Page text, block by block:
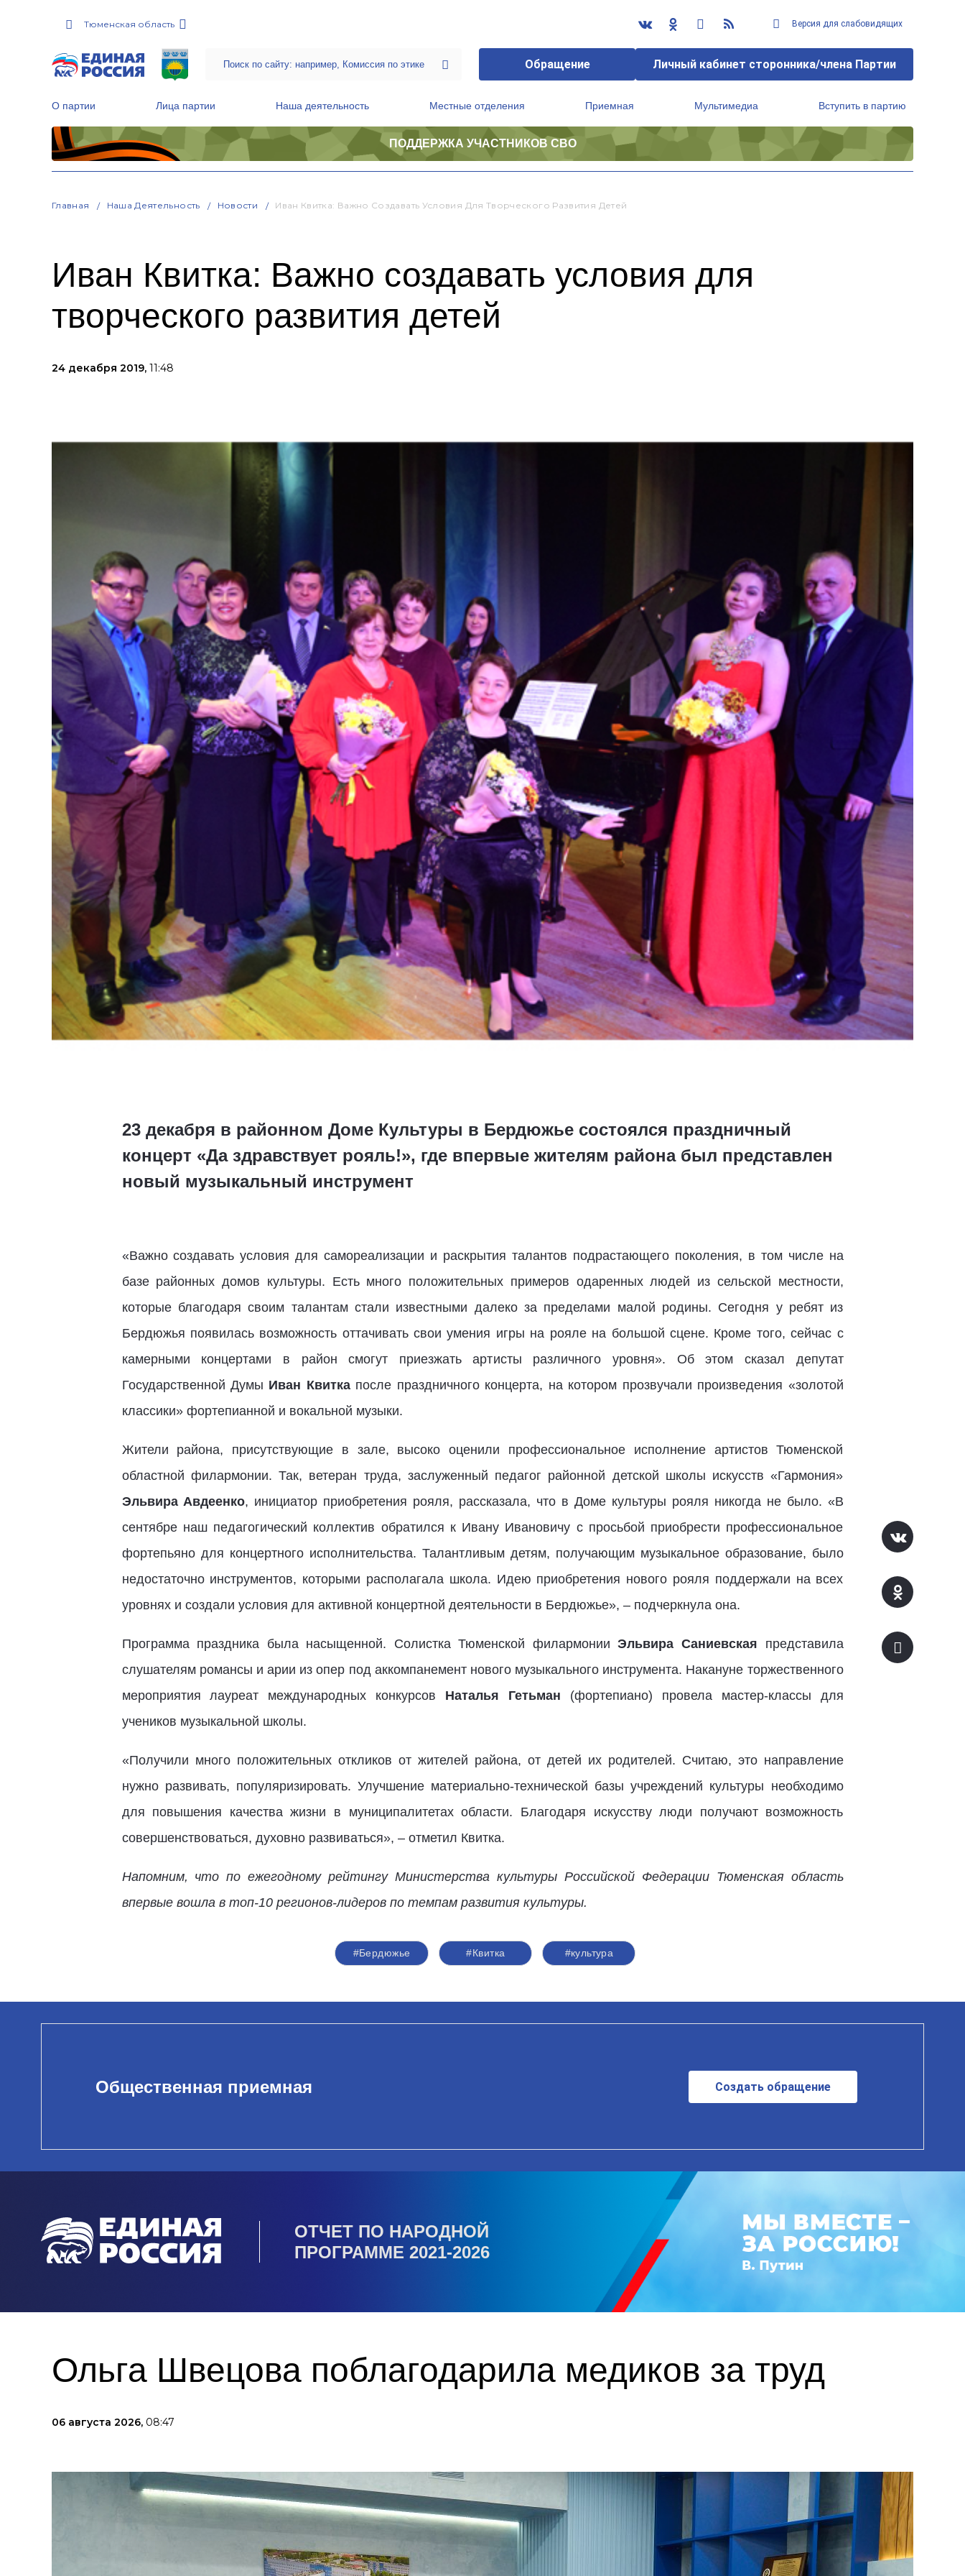
Тюменская область Версия для слабовидящих
Обращение Личный кабинет сторонника/члена Партии
О партии Лица партии Наша деятельность Местные отделения Приемная Мультимедиа Вступить в партию
ПОДДЕРЖКА УЧАСТНИКОВ СВО
Главная Наша Деятельность Новости Иван Квитка: Важно Создавать Условия Для Творческого Развития Детей
Иван Квитка: Важно создавать условия для
творческого развития детей
24 декабря 2019, 11:48
23 декабря в районном Доме Культуры в Бердюжье состоялся праздничный
концерт «Да здравствует рояль!», где впервые жителям района был представлен
новый музыкальный инструмент
«Важно создавать условия для самореализации и раскрытия талантов подрастающего поколения, в том числе на
базе районных домов культуры. Есть много положительных примеров одаренных людей из сельской местности,
которые благодаря своим талантам стали известными далеко за пределами малой родины. Сегодня у ребят из
Бердюжья появилась возможность оттачивать свои умения игры на рояле на большой сцене. Кроме того, сейчас с
камерными концертами в район смогут приезжать артисты различного уровня». Об этом сказал депутат
Государственной Думы Иван Квиткапосле праздничного концерта, на котором прозвучали произведения «золотой
классики» фортепианной и вокальной музыки.
Жители района, присутствующие в зале, высоко оценили профессиональное исполнение артистов Тюменской
областной филармонии. Так, ветеран труда, заслуженный педагог районной детской школы искусств «Гармония»
Эльвира Авдеенко, инициатор приобретения рояля, рассказала, что в Доме культуры рояля никогда не было. «В
сентябре наш педагогический коллектив обратился к Ивану Ивановичу с просьбой приобрести профессиональное
фортепьяно для концертного исполнительства. Талантливым детям, получающим музыкальное образование, было
недостаточно инструментов, которыми располагала школа. Идею приобретения нового рояля поддержали на всех
уровнях и создали условия для активной концертной деятельности в Бердюжье», – подчеркнула она.
Программа праздника была насыщенной. Солистка Тюменской филармонииЭльвира Саниевская представила
слушателям романсы и арии из опер под аккомпанемент нового музыкального инструмента. Накануне торжественного
мероприятия лауреат международных конкурсов Наталья Гетьман (фортепиано) провела мастер-классы для
учеников музыкальной школы.
«Получили много положительных откликов от жителей района, от детей их родителей. Считаю, это направление
нужно развивать, популяризировать. Улучшение материально-технической базы учреждений культуры необходимо
для повышения качества жизни в муниципалитетах области. Благодаря искусству люди получают возможность
совершенствоваться, духовно развиваться», – отметил Квитка.
Напомним, что по ежегодному рейтингу Министерства культуры Российской Федерации Тюменская область
впервые вошла в топ-10 регионов-лидеров по темпам развития культуры.
#Бердюжье #Квитка #культура
Общественная приемная Создать обращение
ОТЧЕТ ПО НАРОДНОЙ
ПРОГРАММЕ 2021-2026
Ольга Швецова поблагодарила медиков за труд
06 августа 2026, 08:47